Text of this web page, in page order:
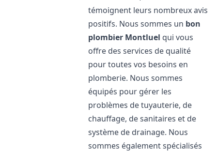
témoignent leurs nombreux avis
positifs. Nous sommes un bon
plombier Montluel qui vous
offre des services de qualité
pour toutes vos besoins en
plomberie. Nous sommes
équipés pour gérer les
problèmes de tuyauterie, de
chauffage, de sanitaires et de
système de drainage. Nous
sommes également spécialisés